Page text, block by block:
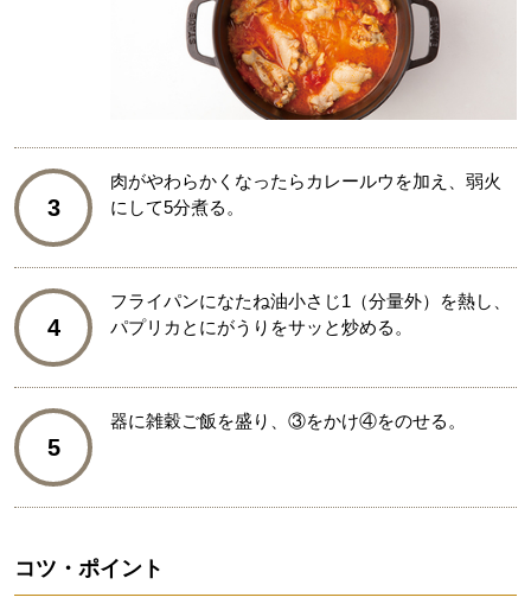
3
肉がやわらかくなったらカレールウを加え、弱火
にして5分煮る。
4
フライパンになたね油小さじ1（分量外）を熱し、
パプリカとにがうりをサッと炒める。
5
器に雑穀ご飯を盛り、③をかけ④をのせる。
コツ・ポイント